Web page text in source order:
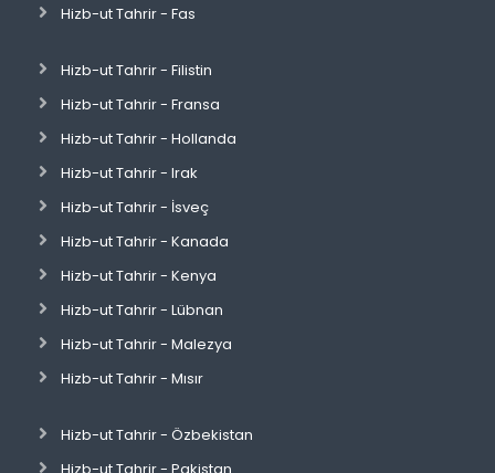
Hizb-ut Tahrir - Fas
Hizb-ut Tahrir - Filistin
Hizb-ut Tahrir - Fransa
Hizb-ut Tahrir - Hollanda
Hizb-ut Tahrir - Irak
Hizb-ut Tahrir - İsveç
Hizb-ut Tahrir - Kanada
Hizb-ut Tahrir - Kenya
Hizb-ut Tahrir - Lübnan
Hizb-ut Tahrir - Malezya
Hizb-ut Tahrir - Mısır
Hizb-ut Tahrir - Özbekistan